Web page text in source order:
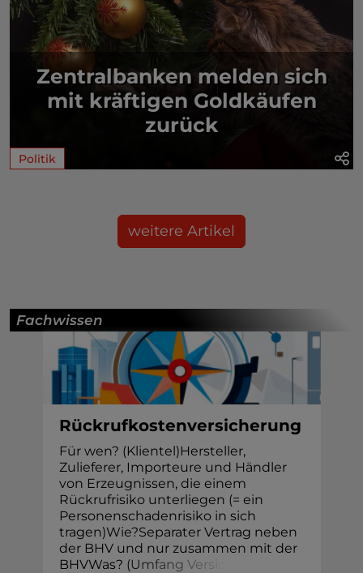
Zentralbanken melden sich
mit kräftigen Goldkäufen
zurück
Politik
weitere Artikel
Fachwissen
Rückrufkostenversicherung
Für wen? (Klientel)Hersteller,
Zulieferer, Importeure und Händler
von Erzeugnissen, die einem
Rückrufrisiko unterliegen (= ein
Personenschadenrisiko in sich
tragen)Wie?Separater Vertrag neben
der BHV und nur zusammen mit der
BHVWas? (Umfang Vers